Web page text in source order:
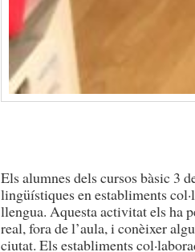
Els alumnes dels cursos bàsic 3
lingüístiques en establiments
llengua. Aquesta activitat els ha
real, fora de l’aula, i conèixer
ciutat. Els establiments